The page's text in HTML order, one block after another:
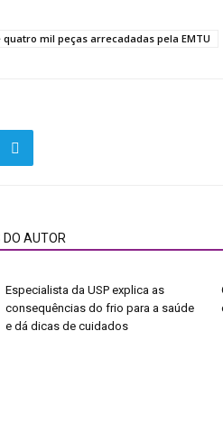
quatro mil peças arrecadadas pela EMTU
DO AUTOR
Especialista da USP explica as
consequências do frio para a saúde
e dá dicas de cuidados